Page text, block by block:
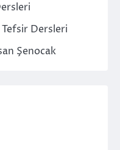
Dersleri
Şenocak